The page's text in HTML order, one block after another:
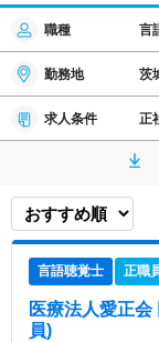
職種 言
勤務地 茨
求人条件 正
言語聴覚士 正職
医療法人愛正
員)